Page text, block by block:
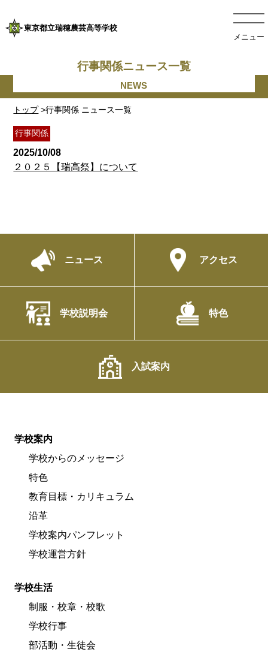
東京都立瑞穂農芸高等学校
メニュー
トップ>行事関係 ニュース一覧
行事関係ニュース一覧
行事関係
2025/10/08
２０２５【瑞高祭】について
ニュース アクセス
学校説明会 特色
入試案内
学校案内
学校からのメッセージ
特色
教育目標・カリキュラム
沿革
学校案内パンフレット
学校運営方針
学校生活
制服・校章・校歌
学校行事
部活動・生徒会